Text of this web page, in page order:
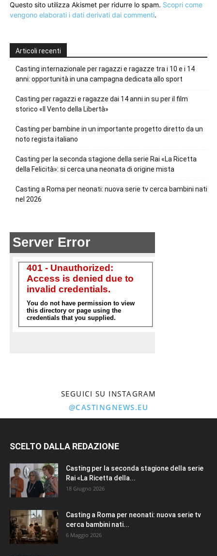
Questo sito utilizza Akismet per ridurre lo spam. Scopri come
vengono elaborati i dati derivati dai commenti.
Articoli recenti
Casting internazionale per ragazzi e ragazze tra i 10 e i 14
anni: opportunità in una campagna dedicata allo sport
Casting per ragazzi e ragazze dai 14 anni in su per il film
storico «Il Vento della Libertà»
Casting per bambine in un importante progetto diretto da un
noto regista italiano
Casting per la seconda stagione della serie Rai «La Ricetta
della Felicità»: si cerca una neonata di origine mista
Casting a Roma per neonati: nuova serie tv cerca bambini nati
nel 2026
SEGUICI SU INSTAGRAM
@CASTINGNEWS.EU
SCELTO DALLA REDAZIONE
Casting per la seconda stagione della serie
Rai «La Ricetta della...
18 Giugno 2026
Casting a Roma per neonati: nuova serie tv
cerca bambini nati...
6 Maggio 2026